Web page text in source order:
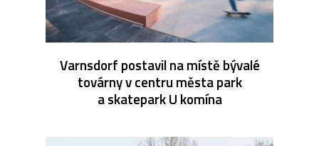
Varnsdorf postavil na místě bývalé
továrny v centru města park
a skatepark U komína